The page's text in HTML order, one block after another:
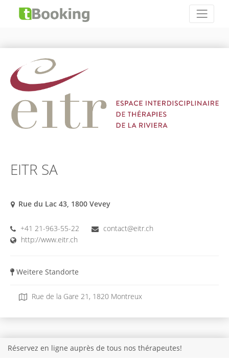
EITR SA
Rue du Lac 43, 1800 Vevey
+41 21-963-55-22
contact@eitr.ch
http://www.eitr.ch
Weitere Standorte
Rue de la Gare 21, 1820 Montreux
Réservez en ligne auprès de tous nos thérapeutes!